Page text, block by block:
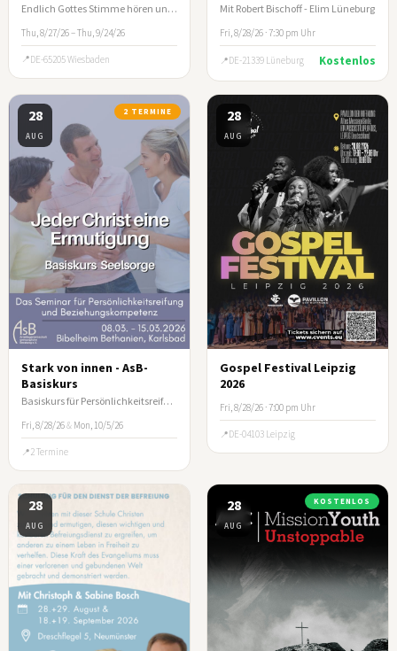
Endlich Gottes Stimme hören und nicht mehr spekulieren
Thu, 8/27/26 – Thu, 9/24/26
DE-65205 Wiesbaden
Mit Robert Bischoff - Elim Lüneburg
Fri, 8/28/26 · 7:30 pm Uhr
DE-21339 Lüneburg Kostenlos
28
AUG
2 TERMINE
Stark von innen - AsB-
Basiskurs
Basiskurs für Persönlichkeitsreifung und Beziehungskompetenz
Fri, 8/28/26& Mon, 10/5/26
2 Termine
28
AUG
Gospel Festival Leipzig
2026
Fri, 8/28/26 · 7:00 pm Uhr
DE-04103 Leipzig
28
AUG
28
AUG
KOSTENLOS